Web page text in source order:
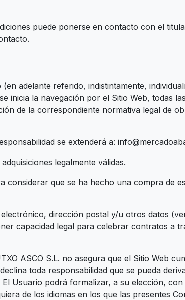
puede ponerse en contacto con el
adelante referido, indistintamente,
inicia la navegación por el Sitio Web, todas
de la correspondiente normativa legal de
se extenderá a:
legalmente válidas.
que se ha hecho una compra de
dirección postal y/u otros datos
capacidad legal para celebrar contratos a
ASCO S.L. no asegura que el Sitio Web
toda responsabilidad que se pueda
Usuario podrá formalizar, a su elección, con
de los idiomas en los que las presentes